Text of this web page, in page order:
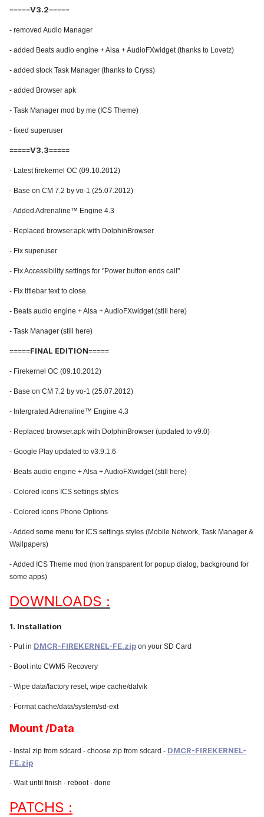
=====V3.2=====
- removed Audio Manager
- added Beats audio engine + Alsa + AudioFXwidget (thanks to Lovetz)
- added stock Task Manager (thanks to Cryss)
- added Browser apk
- Task Manager mod by me (ICS Theme)
- fixed superuser
=====V3.3=====
- Latest firekernel OC (09.10.2012)
- Base on CM 7.2 by vo-1 (25.07.2012)
- Added Adrenaline™ Engine 4.3
- Replaced browser.apk with DolphinBrowser
- Fix superuser
- Fix Accessibility settings for "Power button ends call"
- Fix titlebar text to close.
- Beats audio engine + Alsa + AudioFXwidget (still here)
- Task Manager (still here)
=====FINAL EDITION=====
- Firekernel OC (09.10.2012)
- Base on CM 7.2 by vo-1 (25.07.2012)
- Intergrated Adrenaline™ Engine 4.3
- Replaced browser.apk with DolphinBrowser (updated to v9.0)
- Google Play updated to v3.9.1.6
- Beats audio engine + Alsa + AudioFXwidget (still here)
- Colored icons ICS settings styles
- Colored icons Phone Options
- Added some menu for ICS settings styles (Mobile Network, Task Manager &
Wallpapers)
- Added ICS Theme mod (non transparent for popup dialog, background for
some apps)
DOWNLOADS :
1. Installation
- Put in DMCR-FIREKERNEL-FE.zip on your SD Card
- Boot into CWM5 Recovery
- Wipe data/factory reset, wipe cache/dalvik
- Format cache/data/system/sd-ext
Mount /Data
- Instal zip from sdcard - choose zip from sdcard - DMCR-FIREKERNEL-
FE.zip
- Wait until finish - reboot - done
PATCHS :